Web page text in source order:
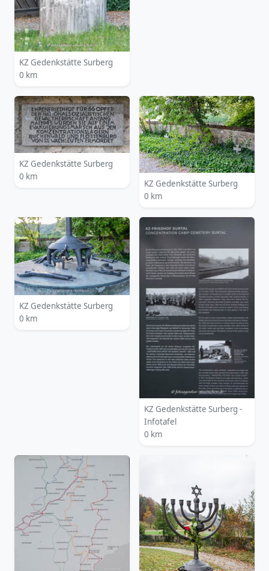
KZ Gedenkstätte Surberg
0 km
KZ Gedenkstätte Surberg
0 km
KZ Gedenkstätte Surberg
0 km
KZ Gedenkstätte Surberg
0 km
KZ Gedenkstätte Surberg -
Infotafel
0 km